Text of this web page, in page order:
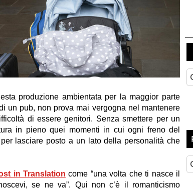
produzione ambientata per la maggior parte
un pub, non prova mai vergogna nel mantenere
di essere genitori. Senza smettere per un
in pieno quei momenti in cui ogni freno del
lasciare posto a un lato della personalità che
in Translation come “una volta che ti nasce il
se ne va”. Qui non c’è il romanticismo